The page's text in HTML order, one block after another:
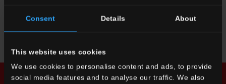
Consent Details About
This website uses cookies
We use cookies to personalise content and ads, to provide
social media features and to analyse our traffic. We also
PO 08Lavagna Brick
Scarica la brochure Richiedi informazioni